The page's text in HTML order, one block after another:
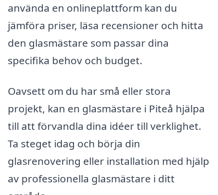
använda en onlineplattform kan du
jämföra priser, läsa recensioner och hitta
den glasmästare som passar dina
specifika behov och budget.
Oavsett om du har små eller stora
projekt, kan en glasmästare i Piteå hjälpa
till att förvandla dina idéer till verklighet.
Ta steget idag och börja din
glasrenovering eller installation med hjälp
av professionella glasmästare i ditt